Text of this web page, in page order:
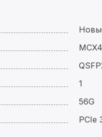
1
56G
PCIe